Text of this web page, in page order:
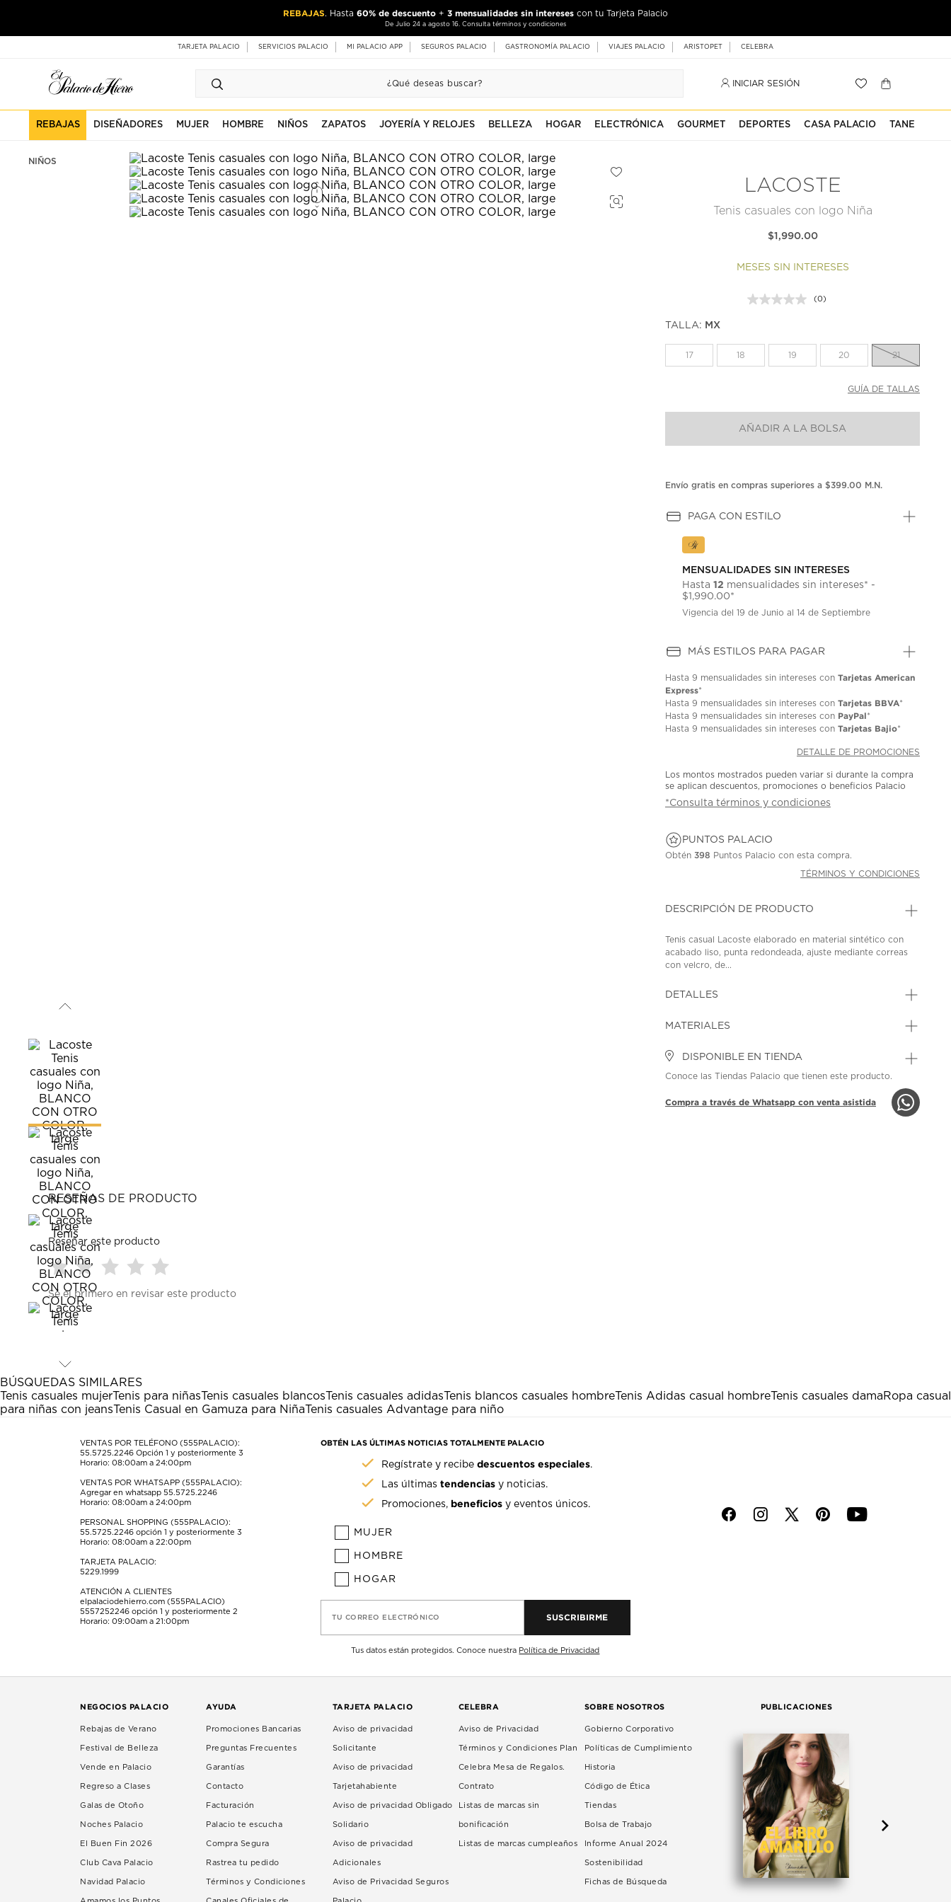
REBAJAS. Hasta 60% de descuento + 3 mensualidades sin intereses con tu Tarjeta Palacio
De Julio 24 a agosto 16. Consulta términos y condiciones
TARJETA PALACIO SERVICIOS PALACIO MI PALACIO APP SEGUROS PALACIO GASTRONOMÍA PALACIO VIAJES PALACIO ARISTOPET CELEBRA
INICIAR SESIÓN
REBAJAS DISEÑADORES MUJER HOMBRE NIÑOS ZAPATOS JOYERÍA Y RELOJES BELLEZA HOGAR ELECTRÓNICA GOURMET DEPORTES CASA PALACIO TANE
NIÑOS
LACOSTE
Tenis casuales con logo Niña
$1,990.00
MESES SIN INTERESES
Sin
misma
(0)
TALLA: MX
17 18 19 20 21
GUÍA DE TALLAS
AÑADIR A LA BOLSA
Envío gratis en compras superiores a $399.00 M.N.
PAGA CON ESTILO
MENSUALIDADES SIN INTERESES
Hasta12 mensualidades sin intereses* -
$1,990.00*
Vigencia del 19 de Junio al 14 de Septiembre
MÁS ESTILOS PARA PAGAR
Hasta9 mensualidades sin intereses conTarjetas American
Express*
Hasta9 mensualidades sin intereses conTarjetas BBVA*
Hasta9 mensualidades sin intereses con PayPal*
Hasta9 mensualidades sin intereses conTarjetas Bajio*
DETALLE DE PROMOCIONES
Los montos mostrados pueden variar si durante la compra
se aplican descuentos, promociones o beneficios Palacio
*Consulta términos y condiciones
PUNTOS PALACIO
Obtén398 Puntos Palacio con esta compra.
TÉRMINOS Y CONDICIONES
DESCRIPCIÓN DE PRODUCTO
Tenis casual Lacoste elaborado en material sintético con
acabado liso, punta redondeada, ajuste mediante correas
con velcro, de...
DETALLES
MATERIALES
DISPONIBLE EN TIENDA
Conoce las Tiendas Palacio que tienen este producto.
Compra a través de Whatsapp con venta asistida
RESEÑAS DE PRODUCTO
Reseñar este producto
Seleccionar
para
calificar
el
estrella
Esta
acción
abrirá
formulario
Seleccionar
para
calificar
el
estrellas.
Esta
acción
abrirá
formulario
de
para
estrellas.
Esta
acción
abrirá
formulario
de
para
estrellas.
Esta
acción
abrirá
formulario
de
para
acción
abrirá
formulario
de
envío.
Sé el primero en revisar este producto
BÚSQUEDAS SIMILARES
Tenis casuales mujerTenis para niñasTenis casuales blancosTenis casuales adidasTenis blancos casuales hombreTenis Adidas casual hombreTenis casuales damaRopa casual
para niñas con jeansTenis Casual en Gamuza para NiñaTenis casuales Advantage para niño
VENTAS POR TELÉFONO (555PALACIO):
55.5725.2246 Opción 1 y posteriormente 3
Horario: 08:00am a 24:00pm
VENTAS POR WHATSAPP (555PALACIO):
Agregar en whatsapp 55.5725.2246
Horario: 08:00am a 24:00pm
PERSONAL SHOPPING (555PALACIO):
55.5725.2246 opción 1 y posteriormente 3
Horario: 08:00am a 22:00pm
TARJETA PALACIO:
5229.1999
ATENCIÓN A CLIENTES
elpalaciodehierro.com (555PALACIO)
5557252246 opción 1 y posteriormente 2
Horario: 09:00am a 21:00pm
OBTÉN LAS ÚLTIMAS NOTICIAS TOTALMENTE PALACIO
Regístrate y recibedescuentos especiales.
Las últimastendencias y noticias.
Promociones, beneficios y eventos únicos.
MUJER
HOMBRE
HOGAR
TU CORREO ELECTRÓNICO SUSCRIBIRME
Tus datos están protegidos. Conoce nuestra Política de Privacidad
f i p y
NEGOCIOS PALACIO
Rebajas de Verano
Festival de Belleza
Vende en Palacio
Regreso a Clases
Galas de Otoño
Noches Palacio
El Buen Fin 2026
Club Cava Palacio
Navidad Palacio
AYUDA
Promociones Bancarias
Preguntas Frecuentes
Garantías
Contacto
Facturación
Palacio te escucha
Compra Segura
Rastrea tu pedido
Términos y Condiciones
TARJETA PALACIO
Aviso de privacidad
Solicitante
Aviso de privacidad
Tarjetahabiente
Aviso de privacidad Obligado
Solidario
Aviso de privacidad
Adicionales
Aviso de Privacidad Seguros
CELEBRA
Aviso de Privacidad
Términos y Condiciones Plan
Celebra Mesa de Regalos.
Contrato
Listas de marcas sin
bonificación
Listas de marcas cumpleaños
SOBRE NOSOTROS
Gobierno Corporativo
Políticas de Cumplimiento
Historia
Código de Ética
Tiendas
Bolsa de Trabajo
Informe Anual 2024
Sostenibilidad
Fichas de Búsqueda
PUBLICACIONES